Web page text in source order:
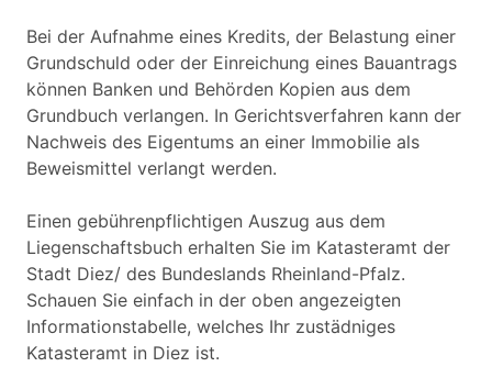
Bei der Aufnahme eines Kredits, der Belastung einer
Grundschuld oder der Einreichung eines Bauantrags
können Banken und Behörden Kopien aus dem
Grundbuch verlangen. In Gerichtsverfahren kann der
Nachweis des Eigentums an einer Immobilie als
Beweismittel verlangt werden.
Einen gebührenpflichtigen Auszug aus dem
Liegenschaftsbuch erhalten Sie im Katasteramt der
Stadt Diez/ des Bundeslands Rheinland-Pfalz.
Schauen Sie einfach in der oben angezeigten
Informationstabelle, welches Ihr zustädniges
Katasteramt in Diez ist.